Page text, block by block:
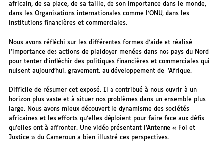
africain, de sa place, de sa taille, de son importance dans le monde,
dans les Organisations internationales comme l’ONU, dans les
institutions financières et commerciales.
Nous avons réfléchi sur les différentes formes d’aide et réalisé
l’importance des actions de plaidoyer menées dans nos pays du Nord
pour tenter d’infléchir des politiques financières et commerciales qui
nuisent aujourd’hui, gravement, au développement de l’Afrique.
Difficile de résumer cet exposé. Il a contribué à nous ouvrir à un
horizon plus vaste et à situer nos problèmes dans un ensemble plus
large. Nous avons mieux découvert le dynamisme des sociétés
africaines et les efforts qu’elles déploient pour faire face aux défis
qu’elles ont à affronter. Une vidéo présentant l’Antenne « Foi et
Justice » du Cameroun a bien illustré ces perspectives.